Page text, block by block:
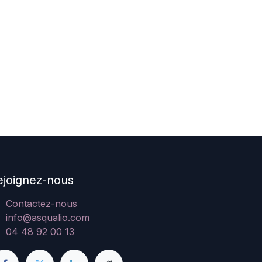
nous
Contactez-nous
info@asqualio.com
04 48 92 00 13